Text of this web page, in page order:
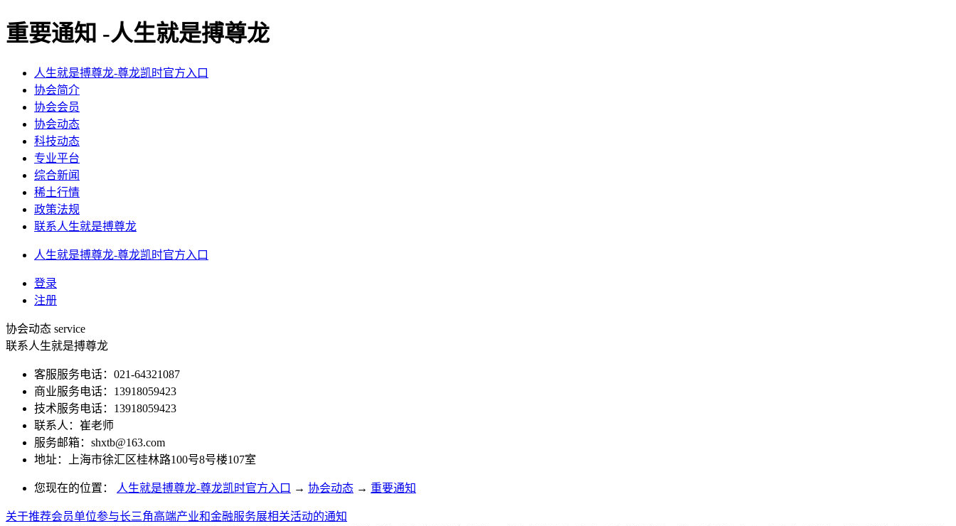
重要通知 -人生就是搏尊龙
人生就是搏尊龙-尊龙凯时官方入口
协会简介
协会会员
协会动态
科技动态
专业平台
综合新闻
稀土行情
政策法规
联系人生就是搏尊龙
人生就是搏尊龙-尊龙凯时官方入口
登录
注册
协会动态 service
联系人生就是搏尊龙
客服服务电话：021-64321087
商业服务电话：13918059423
技术服务电话：13918059423
联系人：崔老师
服务邮箱： shxtb@163.com
地址：上海市徐汇区桂林路100号8号楼107室
您现在的位置： 人生就是搏尊龙-尊龙凯时官方入口 → 协会动态 → 重要通知
关于推荐会员单位参与长三角高端产业和金融服务展相关活动的通知